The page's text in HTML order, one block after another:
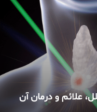
علائم و درمان آن